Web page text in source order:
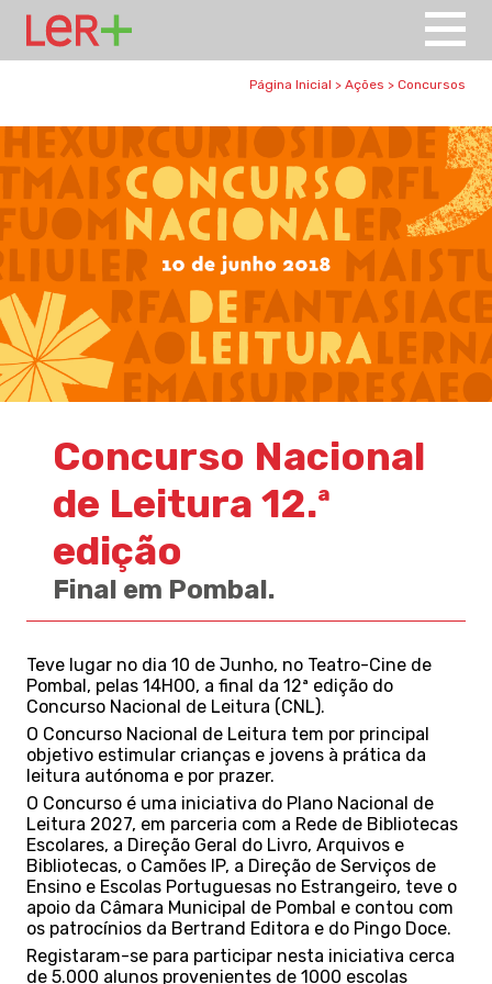
Página Inicial > Ações > Concursos
Concurso Nacional
de Leitura 12.ª
edição
Final em Pombal.
Teve lugar no dia 10 de Junho, no Teatro-Cine de
Pombal, pelas 14H00, a final da 12ª edição do
Concurso Nacional de Leitura (CNL).
O Concurso Nacional de Leitura tem por principal
objetivo estimular crianças e jovens à prática da
leitura autónoma e por prazer.
O Concurso é uma iniciativa do Plano Nacional de
Leitura 2027, em parceria com a Rede de Bibliotecas
Escolares, a Direção Geral do Livro, Arquivos e
Bibliotecas, o Camões IP, a Direção de Serviços de
Ensino e Escolas Portuguesas no Estrangeiro, teve o
apoio da Câmara Municipal de Pombal e contou com
os patrocínios da Bertrand Editora e do Pingo Doce.
Registaram-se para participar nesta iniciativa cerca
de 5.000 alunos provenientes de 1000 escolas